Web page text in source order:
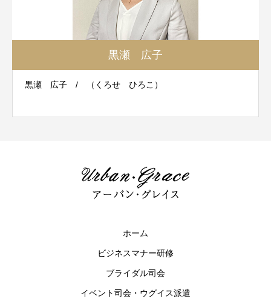
黒瀬 広子
黒瀬 広子 / （くろせ ひろこ）
ホーム
ビジネスマナー研修
ブライダル司会
イベント司会・ウグイス派遣